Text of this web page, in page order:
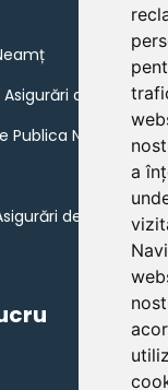
a
de
Neamț
de Sănătate